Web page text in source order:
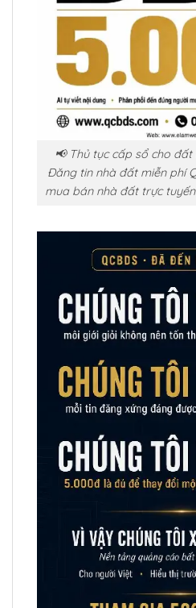
📢 Thủ tục cấp sổ cho đất
Đăng tin nhà đất miễn phí
mua bán nhà đất trực